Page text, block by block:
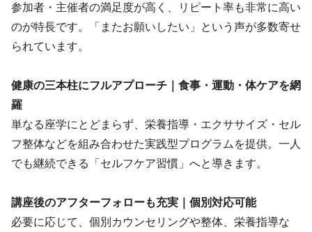
参加者・主催者の満足度が高く、リピート率も非常に高い
のが特長です。「またお願いしたい」という声が多数寄せ
られています。
健康の三本柱にフルアプローチ｜食事・運動・体ケアを網
羅
単なる座学にとどまらず、栄養指導・エクササイズ・セル
フ整体などを組み合わせた実践型プログラムを提供。一人
でも継続できる「セルフケア習慣」へと導きます。
講座後のアフターフォローも充実｜個別対応可能
必要に応じて、個別カウンセリングや整体、栄養指導な